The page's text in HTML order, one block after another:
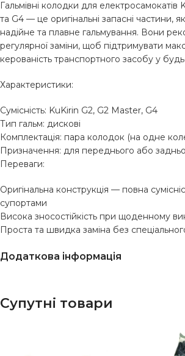
Гальмівні колодки для електросамокатів
та G4 — це оригінальні запасні частини,
надійне та плавне гальмування. Вони
регулярної заміни, щоб підтримувати
керованість транспортного засобу у
Характеристики:
Сумісність: KuKirin G2, G2 Master, G4
Тип гальм: дискові
Комплектація: пара колодок (на одне
Призначення: для переднього або
Переваги:
Оригінальна конструкція — повна
супортами
Висока зносостійкість при щоденному
Проста та швидка заміна без
Додаткова інформація
Супутні товари